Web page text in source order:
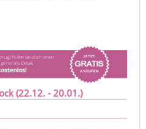
(22.12. - 20.01.)